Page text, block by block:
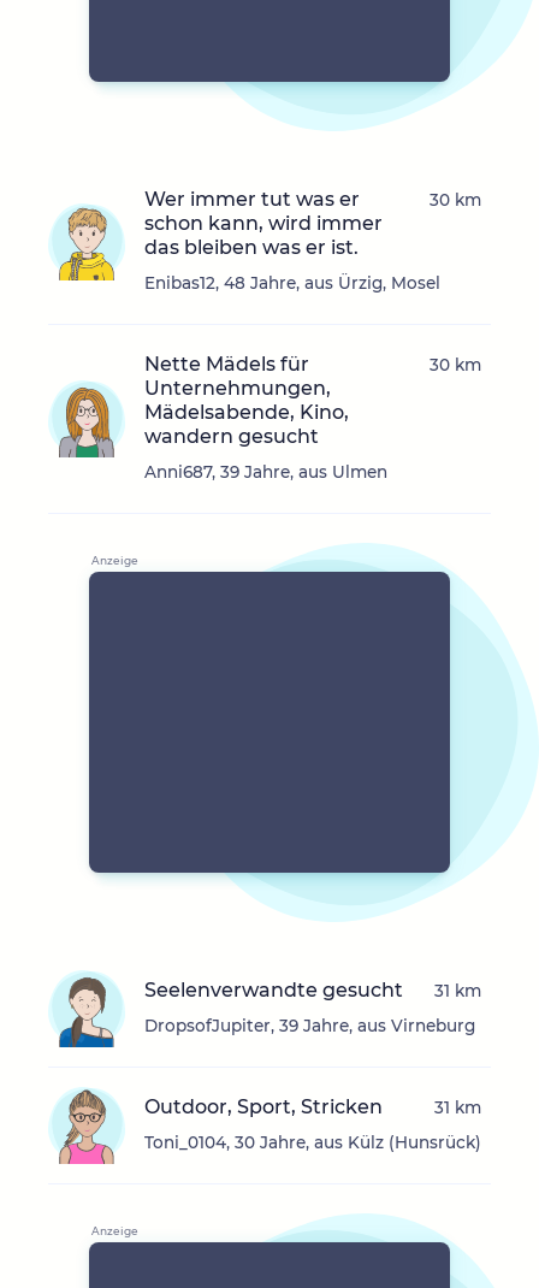
Wer immer tut was er
schon kann, wird immer
das bleiben was er ist.
Enibas12, 48 Jahre, aus Ürzig, Mosel
30 km
Nette Mädels für
Unternehmungen,
Mädelsabende, Kino,
wandern gesucht
Anni687, 39 Jahre, aus Ulmen
30 km
Seelenverwandte gesucht
DropsofJupiter, 39 Jahre, aus Virneburg
31 km
Outdoor, Sport, Stricken
Toni_0104, 30 Jahre, aus Külz (Hunsrück)
31 km